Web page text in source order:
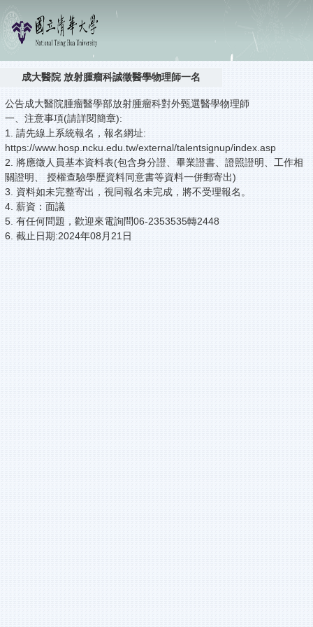
成大醫院 放射腫瘤科誠徵醫學物理師一名
公告成大醫院腫瘤醫學部放射腫瘤科對外甄選醫學物理師
一、注意事項(請詳閱簡章):
1. 請先線上系統報名，報名網址:
https://www.hosp.ncku.edu.tw/external/talentsignup/index.asp
2. 將應徵人員基本資料表(包含身分證、畢業證書、證照證明、工作相
關證明、 授權查驗學歷資料同意書等資料一併郵寄出)
3. 資料如未完整寄出，視同報名未完成，將不受理報名。
4. 薪資：面議
5. 有任何問題，歡迎來電詢問06-2353535轉2448
6. 截止日期:2024年08月21日